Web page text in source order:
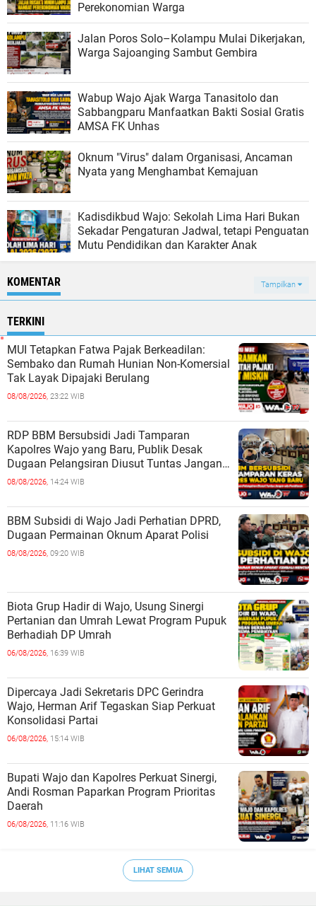
Perekonomian Warga
Jalan Poros Solo–Kolampu Mulai Dikerjakan,
Warga Sajoanging Sambut Gembira
Wabup Wajo Ajak Warga Tanasitolo dan
Sabbangparu Manfaatkan Bakti Sosial Gratis
AMSA FK Unhas
Oknum "Virus" dalam Organisasi, Ancaman
Nyata yang Menghambat Kemajuan
Kadisdikbud Wajo: Sekolah Lima Hari Bukan
Sekadar Pengaturan Jadwal, tetapi Penguatan
Mutu Pendidikan dan Karakter Anak
KOMENTAR Tampilkan
TERKINI
MUI Tetapkan Fatwa Pajak Berkeadilan:
Sembako dan Rumah Hunian Non-Komersial
Tak Layak Dipajaki Berulang
08/08/2026, 23:22 WIB
RDP BBM Bersubsidi Jadi Tamparan
Kapolres Wajo yang Baru, Publik Desak
Dugaan Pelangsiran Diusut Tuntas Jangan
ada Pembiaran
08/08/2026, 14:24 WIB
BBM Subsidi di Wajo Jadi Perhatian DPRD,
Dugaan Permainan Oknum Aparat Polisi
08/08/2026, 09:20 WIB
Biota Grup Hadir di Wajo, Usung Sinergi
Pertanian dan Umrah Lewat Program Pupuk
Berhadiah DP Umrah
06/08/2026, 16:39 WIB
Dipercaya Jadi Sekretaris DPC Gerindra
Wajo, Herman Arif Tegaskan Siap Perkuat
Konsolidasi Partai
06/08/2026, 15:14 WIB
Bupati Wajo dan Kapolres Perkuat Sinergi,
Andi Rosman Paparkan Program Prioritas
Daerah
06/08/2026, 11:16 WIB
LIHAT SEMUA